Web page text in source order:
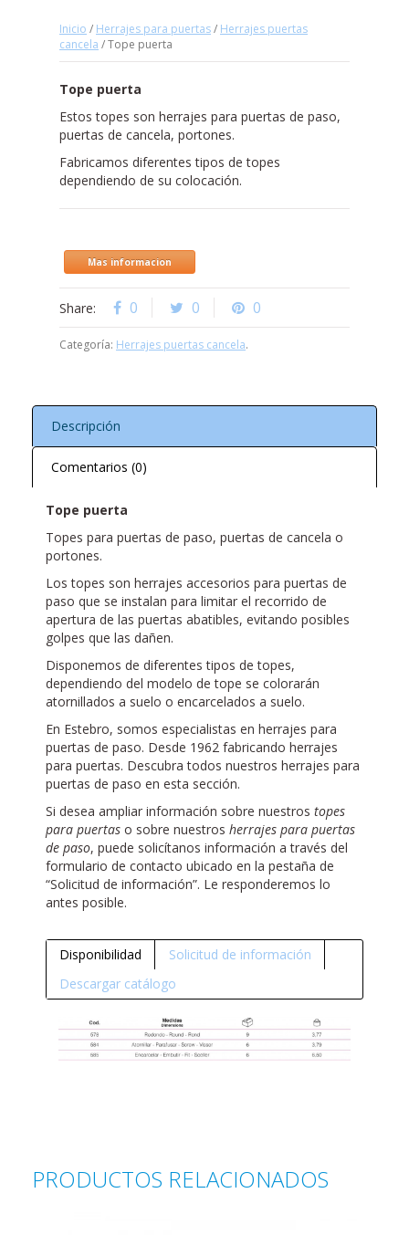
Inicio / Herrajes para puertas/ Herrajes puertas
cancela / Tope puerta
Tope puerta
Estos topes son herrajes para puertas de paso,
puertas de cancela, portones.
Fabricamos diferentes tipos de topes
dependiendo de su colocación.
Mas informacion
Share: 0 0 0
Categoría: Herrajes puertas cancela.
Descripción
Comentarios (0)
Tope puerta
Topes para puertas de paso, puertas de cancela o
portones.
Los topes son herrajes accesorios para puertas de
paso que se instalan para limitar el recorrido de
apertura de las puertas abatibles, evitando posibles
golpes que las dañen.
Disponemos de diferentes tipos de topes,
dependiendo del modelo de tope se colorarán
atornillados a suelo o encarcelados a suelo.
En Estebro, somos especialistas en herrajes para
puertas de paso. Desde 1962 fabricando herrajes
para puertas. Descubra todos nuestros herrajes para
puertas de paso en esta sección.
Si desea ampliar información sobre nuestros topes
para puertas o sobre nuestros herrajes para puertas
de paso, puede solicítanos información a través del
formulario de contacto ubicado en la pestaña de
“Solicitud de información”. Le responderemos lo
antes posible.
Disponibilidad
Solicitud de información
Descargar catálogo
PRODUCTOS RELACIONADOS